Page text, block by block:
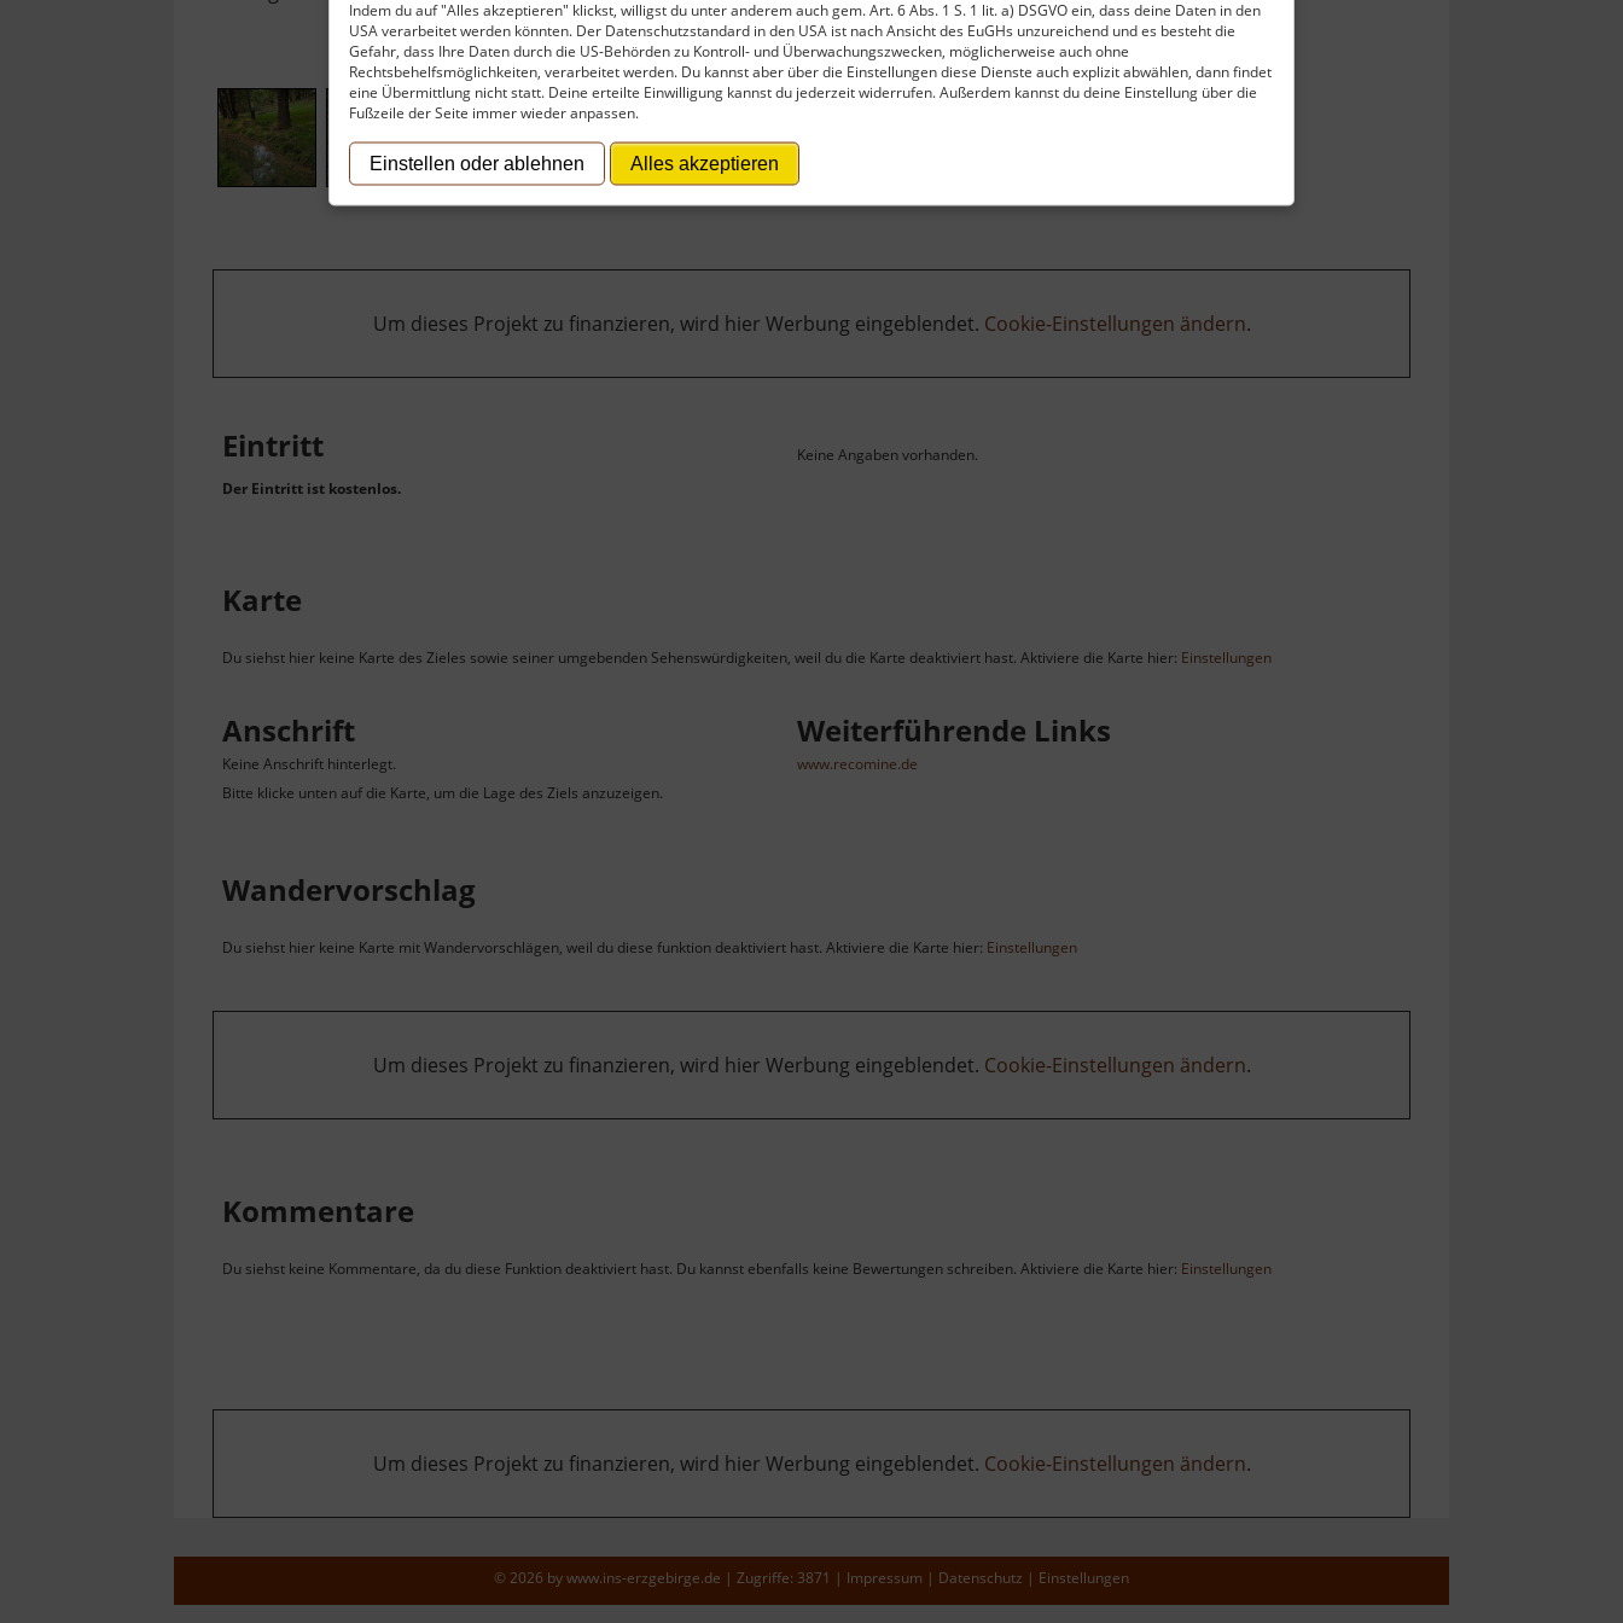
Indem du auf "Alles akzeptieren" klickst, willigst du unter anderem auch gem. Art. 6 Abs. 1 S. 1 lit. a) DSGVO ein, dass deine Daten in den
USA verarbeitet werden könnten. Der Datenschutzstandard in den USA ist nach Ansicht des EuGHs unzureichend und es besteht die
Gefahr, dass Ihre Daten durch die US-Behörden zu Kontroll- und Überwachungszwecken, möglicherweise auch ohne
Rechtsbehelfsmöglichkeiten, verarbeitet werden. Du kannst aber über die Einstellungen diese Dienste auch explizit abwählen, dann findet
eine Übermittlung nicht statt. Deine erteilte Einwilligung kannst du jederzeit widerrufen. Außerdem kannst du deine Einstellung über die
Fußzeile der Seite immer wieder anpassen.
Einstellen oder ablehnen Alles akzeptieren
Um dieses Projekt zu finanzieren, wird hier Werbung eingeblendet. Cookie-Einstellungen ändern.
Eintritt
Der Eintritt ist kostenlos.
Keine Angaben vorhanden.
Karte
Du siehst hier keine Karte des Zieles sowie seiner umgebenden Sehenswürdigkeiten, weil du die Karte deaktiviert hast. Aktiviere die Karte hier: Einstellungen
Anschrift
Keine Anschrift hinterlegt.
Bitte klicke unten auf die Karte, um die Lage des Ziels anzuzeigen.
Weiterführende Links
www.recomine.de
Wandervorschlag
Du siehst hier keine Karte mit Wandervorschlägen, weil du diese funktion deaktiviert hast. Aktiviere die Karte hier: Einstellungen
Um dieses Projekt zu finanzieren, wird hier Werbung eingeblendet. Cookie-Einstellungen ändern.
Kommentare
Du siehst keine Kommentare, da du diese Funktion deaktiviert hast. Du kannst ebenfalls keine Bewertungen schreiben. Aktiviere die Karte hier: Einstellungen
Um dieses Projekt zu finanzieren, wird hier Werbung eingeblendet. Cookie-Einstellungen ändern.
© 2026 bywww.ins-erzgebirge.de | Zugriffe: 3871 | Impressum | Datenschutz | Einstellungen